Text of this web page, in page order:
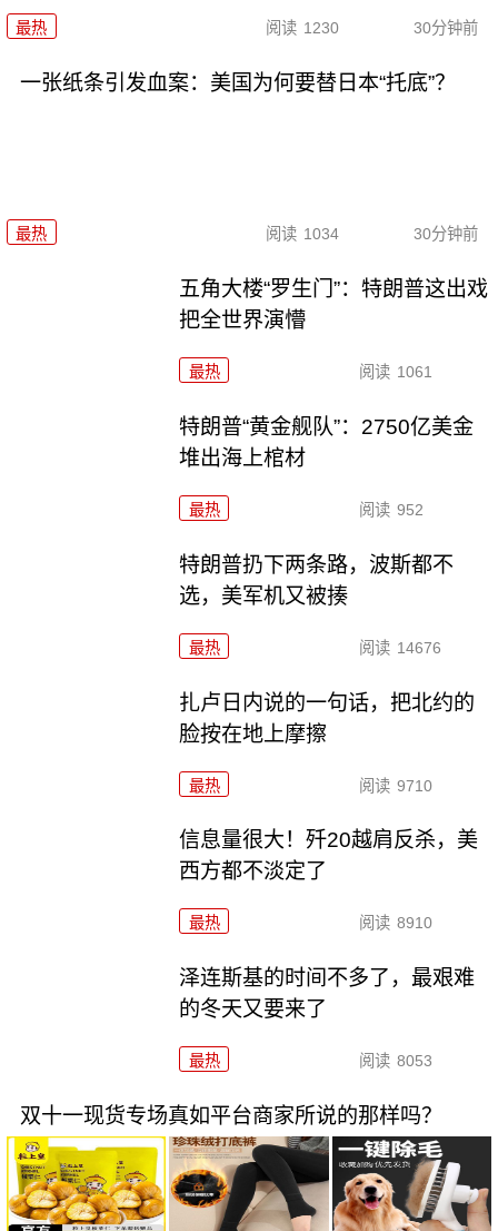
最热 阅读 1230 30分钟前
一张纸条引发血案：美国为何要替日本“托底”？
最热 阅读 1034 30分钟前
五角大楼“罗生门”：特朗普这出戏
把全世界演懵
最热 阅读 1061
特朗普“黄金舰队”：2750亿美金
堆出海上棺材
最热 阅读 952
特朗普扔下两条路，波斯都不
选，美军机又被揍
最热 阅读 14676
扎卢日内说的一句话，把北约的
脸按在地上摩擦
最热 阅读 9710
信息量很大！歼20越肩反杀，美
西方都不淡定了
最热 阅读 8910
泽连斯基的时间不多了，最艰难
的冬天又要来了
最热 阅读 8053
双十一现货专场真如平台商家所说的那样吗？